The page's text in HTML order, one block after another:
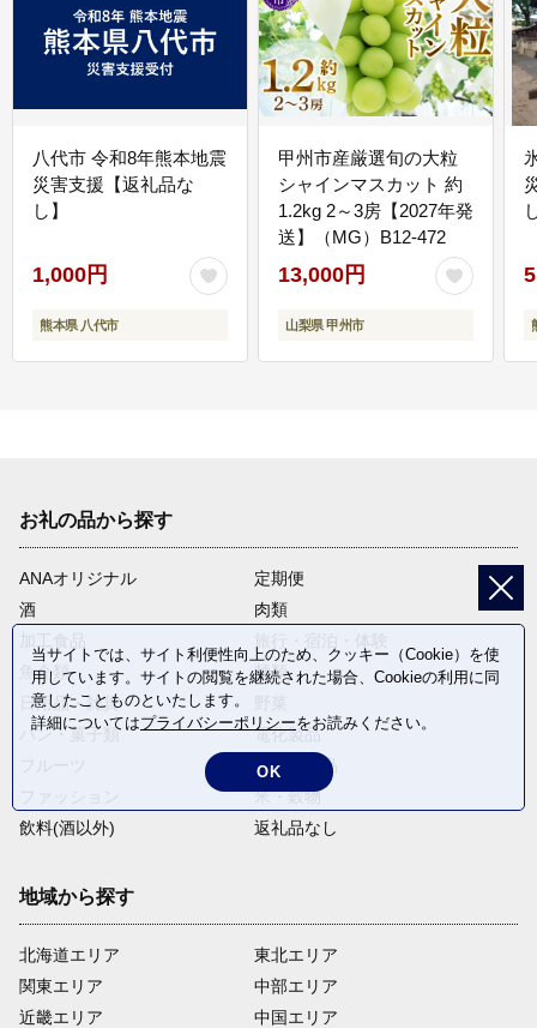
八代市 令和8年熊本地震
災害支援【返礼品な
し】
1,000円
熊本県 八代市
甲州市産厳選旬の大粒
シャインマスカット 約
1.2kg 2～3房【2027年発
送】（MG）B12-472
13,000円
山梨県 甲州市
お礼の品から探す
ANAオリジナル
定期便
酒
肉類
魚介類
麺類
日用品・雑貨
パン・菓子類
電化製品
卵・乳製品
米・穀物
飲料(酒以外)
返礼品なし
地域から探す
北海道エリア
関東エリア
近畿エリア
東北エリア
中部エリア
中国エリア
当サイトでは、サイト利便性向上のため、クッキー（Cookie）を使
用しています。サイトの閲覧を継続された場合、Cookieの利用に同
意したことものといたします。
詳細についてはプライバシーポリシーをお読みください。
OK